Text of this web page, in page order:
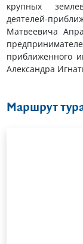
крупных
деятелей-
Матвеевича
приближенного
Александра
Маршрут